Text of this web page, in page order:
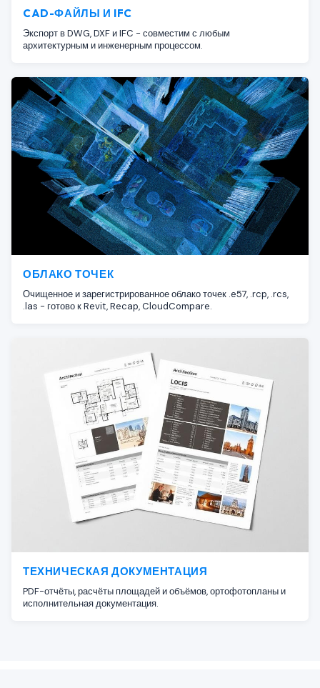
CAD-ФАЙЛЫ И IFC
Экспорт в DWG, DXF и IFC - совместим с любым
архитектурным и инженерным процессом.
ОБЛАКО ТОЧЕК
Очищенное и зарегистрированное облако точек .e57, .rcp, .rcs,
.las - готово к Revit, Recap, CloudCompare.
ТЕХНИЧЕСКАЯ ДОКУМЕНТАЦИЯ
PDF-отчёты, расчёты площадей и объёмов, ортофотопланы и
исполнительная документация.